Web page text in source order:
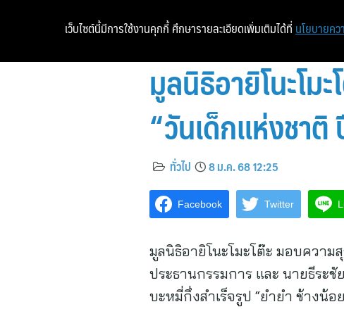
มูลนิธิอายิโนะโ
“วันเด็กแห่งชา
ทั่วไป 8 ม.ค. 68 12:25
Facebook Twitter
มูลนิธิอายิโนะโมะโต๊ะ มอบความ
ประธานกรรมการ และ นายธีระ
บะหมี่กึ่งสำเร็จรูป “ยำยำ ช้างน้
เว็บไซต์นี้มีการใช้งานคุกกี้ ศึกษารายละเอียดเพิ่มเติมได้ที่ นโยบายคว